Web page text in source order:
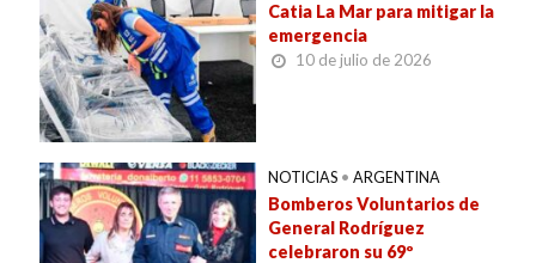
Catia La Mar para mitigar la
emergencia
10 de julio de 2026
NOTICIAS • ARGENTINA
Bomberos Voluntarios de
General Rodríguez
celebraron su 69º